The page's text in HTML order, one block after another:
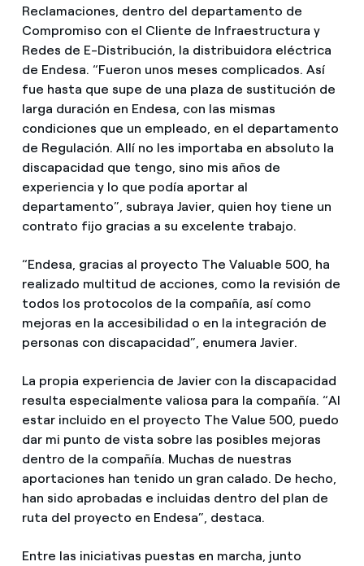
Reclamaciones, dentro del departamento de
Compromiso con el Cliente de Infraestructura y
Redes de E-Distribución, la distribuidora eléctrica
de Endesa. “Fueron unos meses complicados. Así
fue hasta que supe de una plaza de sustitución de
larga duración en Endesa, con las mismas
condiciones que un empleado, en el departamento
de Regulación. Allí no les importaba en absoluto la
discapacidad que tengo, sino mis años de
experiencia y lo que podía aportar al
departamento”, subraya Javier, quien hoy tiene un
contrato fijo gracias a su excelente trabajo.
“Endesa, gracias al proyecto The Valuable 500, ha
realizado multitud de acciones, como la revisión de
todos los protocolos de la compañía, así como
mejoras en la accesibilidad o en la integración de
personas con discapacidad”, enumera Javier.
La propia experiencia de Javier con la discapacidad
resulta especialmente valiosa para la compañía. “Al
estar incluido en el proyecto The Value 500, puedo
dar mi punto de vista sobre las posibles mejoras
dentro de la compañía. Muchas de nuestras
aportaciones han tenido un gran calado. De hecho,
han sido aprobadas e incluidas dentro del plan de
ruta del proyecto en Endesa”, destaca.
Entre las iniciativas puestas en marcha, junto